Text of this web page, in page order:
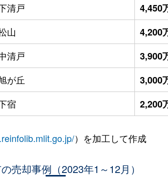
清戸
4,450
山
4,200
清戸
3,900
が丘
3,000
宿 2,200
）を加工して作成
売却事例（2023年1～12月）